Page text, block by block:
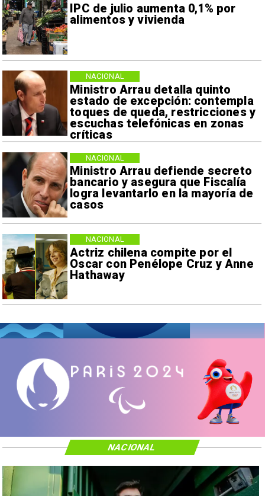
IPC de julio aumenta 0,1% por
alimentos y vivienda
Ministro Arrau detalla quinto
estado de excepción: contempla
toques de queda, restricciones y
escuchas telefónicas en zonas
críticas
NACIONAL
Ministro Arrau defiende secreto
bancario y asegura que Fiscalía
logra levantarlo en la mayoría de
casos
NACIONAL
Actriz chilena compite por el
Oscar con Penélope Cruz y Anne
Hathaway
NACIONAL
NACIONAL